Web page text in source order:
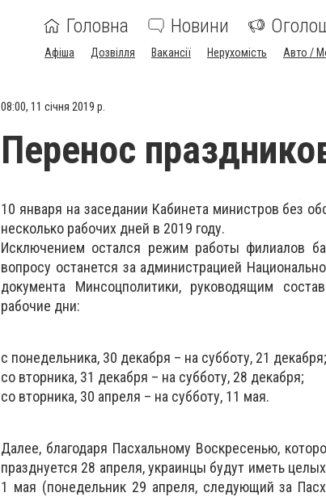
Головна Новини
Афіша Дозвілля Вакансії Нерухомість Авто /
08:00, 11 січня 2019 р.
Перенос
10 января на заседании Кабинета министров без
несколько рабочих дней в 2019 году.
Исключением остался режим работы филиалов
вопросу останется за администрацией
документа Минсоцполитики, руководящим
рабочие дни:
с понедельника, 30 декабря – на субботу, 21 декабря;
со вторника, 31 декабря – на субботу, 28 декабря;
со вторника, 30 апреля – на субботу, 11 мая.
Далее, благодаря Пасхальному Воскресенью,
празднуется 28 апреля, украинцы будут иметь
1 мая (понедельник 29 апреля, следующий за